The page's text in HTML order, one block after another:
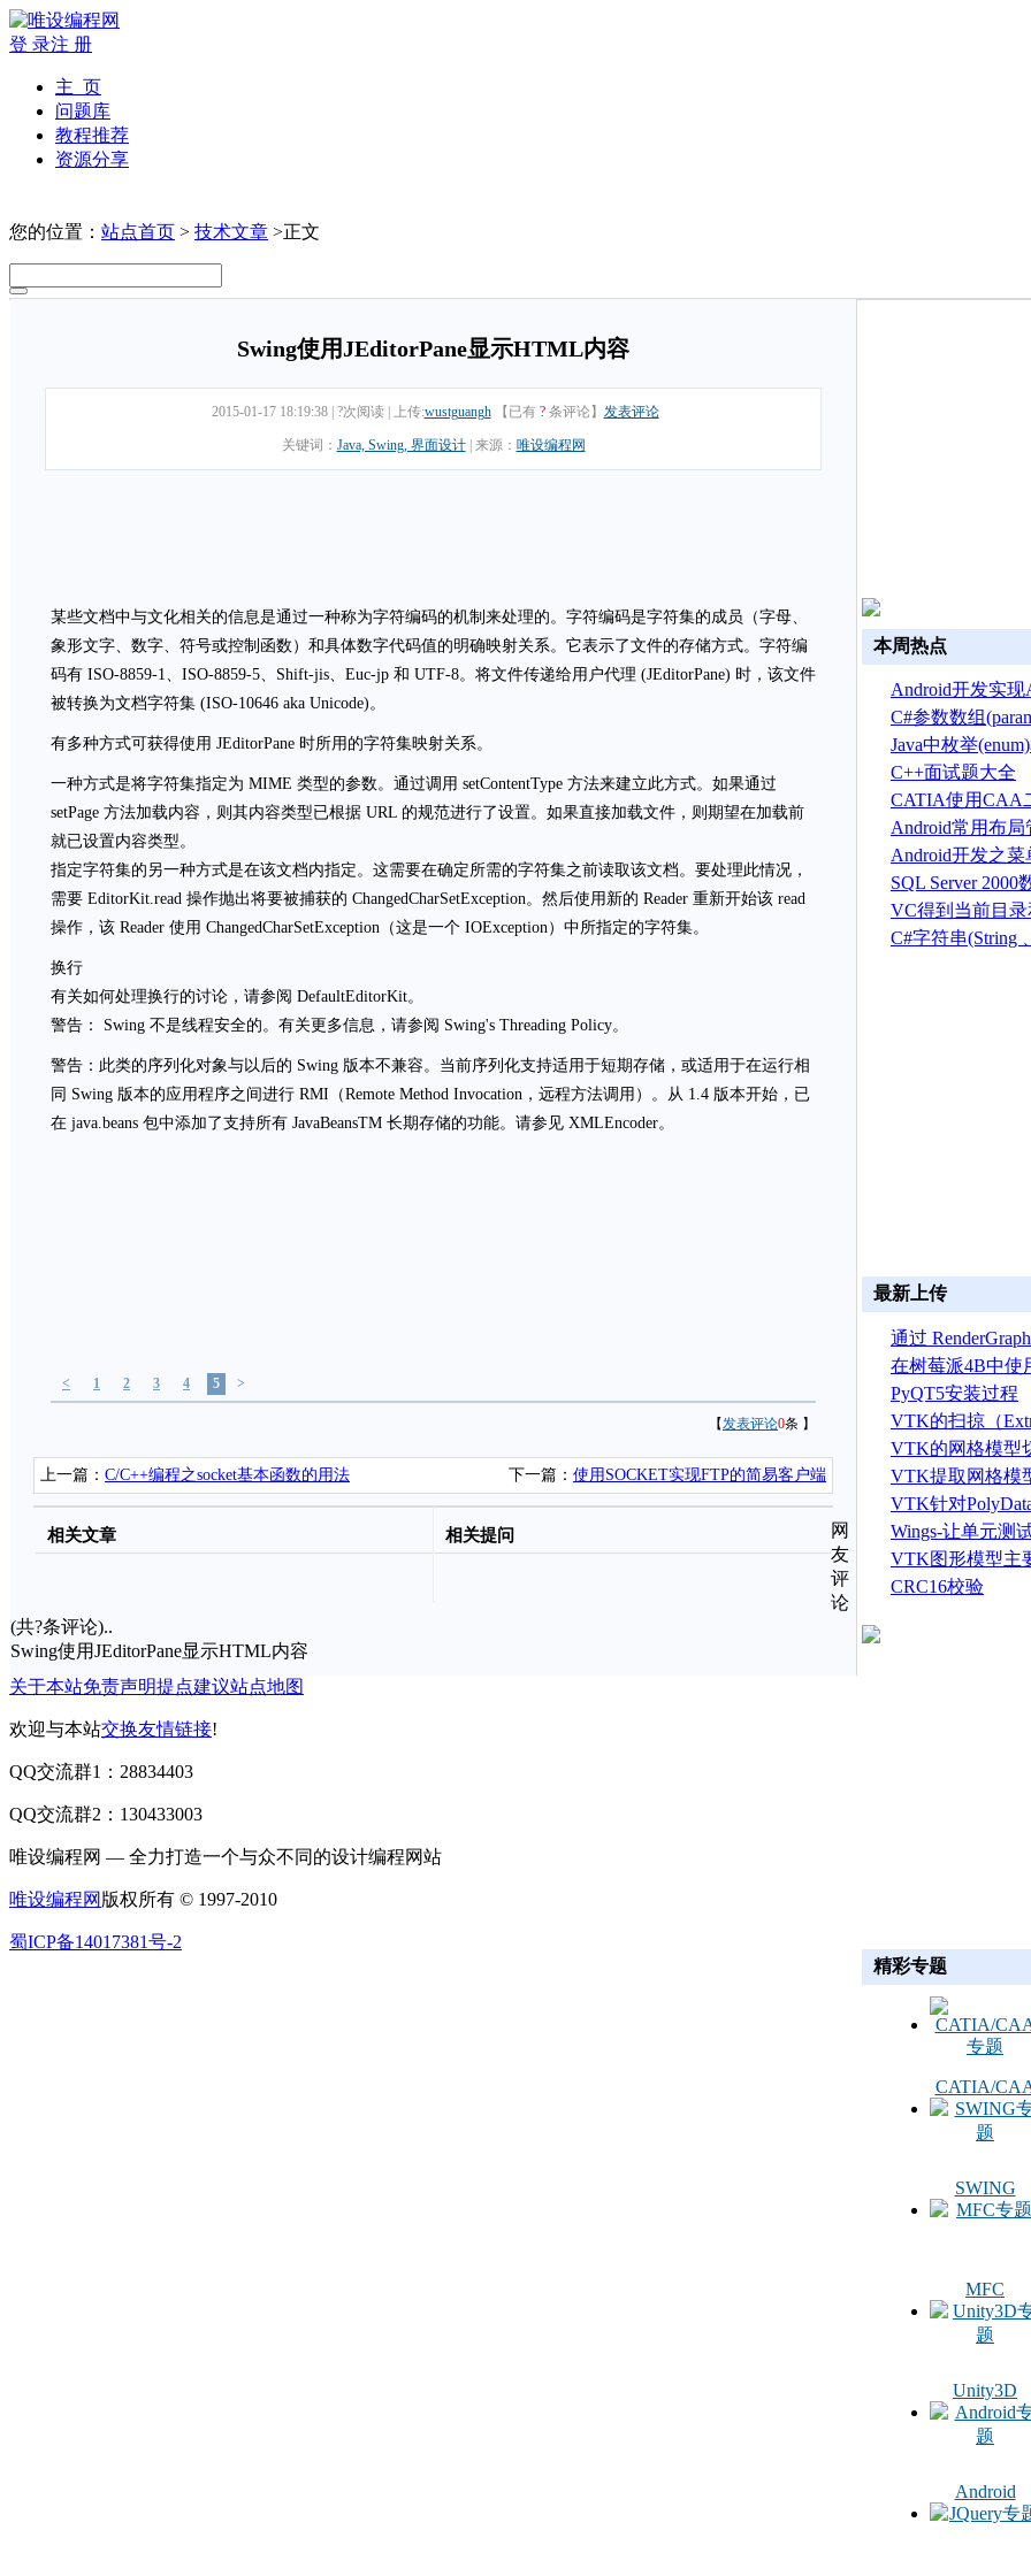
登 录注 册
主 页
问题库
教程推荐
资源分享
您的位置： 站点首页 > 技术文章 >正文
Swing使用JEditorPane显示HTML内容
2015-01-17 18:19:38 ?次阅读 上传:wustguangh 【已有 ? 条评论】 发表评论
关键词： Java, Swing, 界面设计 来源： 唯设编程网
某些文档中与文化相关的信息是通过一种称为字符编码的机制来处理的。字符编码是字符集的成员（字母、
象形文字、数字、符号或控制函数）和具体数字代码值的明确映射关系。它表示了文件的存储方式。字符编
码有 ISO-8859-1、ISO-8859-5、Shift-jis、Euc-jp 和 UTF-8。将文件传递给用户代理 (JEditorPane) 时，该文件
被转换为文档字符集 (ISO-10646 aka Unicode)。
有多种方式可获得使用 JEditorPane 时所用的字符集映射关系。
一种方式是将字符集指定为 MIME 类型的参数。通过调用 setContentType 方法来建立此方式。如果通过
setPage 方法加载内容，则其内容类型已根据 URL 的规范进行了设置。如果直接加载文件，则期望在加载前
就已设置内容类型。
指定字符集的另一种方式是在该文档内指定。这需要在确定所需的字符集之前读取该文档。要处理此情况，
需要 EditorKit.read 操作抛出将要被捕获的 ChangedCharSetException。然后使用新的 Reader 重新开始该 read
操作，该 Reader 使用 ChangedCharSetException（这是一个 IOException）中所指定的字符集。
换行
有关如何处理换行的讨论，请参阅 DefaultEditorKit。
警告： Swing 不是线程安全的。有关更多信息，请参阅 Swing's Threading Policy。
警告：此类的序列化对象与以后的 Swing 版本不兼容。当前序列化支持适用于短期存储，或适用于在运行相
同 Swing 版本的应用程序之间进行 RMI（Remote Method Invocation，远程方法调用）。从 1.4 版本开始，已
在 java.beans 包中添加了支持所有 JavaBeansTM 长期存储的功能。请参见 XMLEncoder。
< 1 2 3 4 5 >
【发表评论0条 】
上一篇： C/C++编程之socket基本函数的用法 下一篇： 使用SOCKET实现FTP的简易客户端
相关文章 相关提问
网
友
评
论
(共?条评论)..
Swing使用JEditorPane显示HTML内容
本周热点
Android开发实
换
C#参数数组
Java中枚举
C++面试题大全
CATIA使用CAA
建草图
Android常用布
Android开发之菜
菜单(Option
SQL Server 2000
建、删除、备份
VC得到当前目
序目录的方法
C#字符串(String
最新上传
通过
建 ASTRYN 的
在树莓派4B中使
OpenGL ES程序
PyQT5安装过程
VTK的扫掠（
算法
VTK的网格模型
VTK提取网格模
据算法
VTK针对
线运算
Wings-让单元测
生成
VTK图形模型主
CRC16校验
精彩专题
CATIA/
SWING
MFC
Unity3D
Android
关于本站免责声明提点建议站点地图
欢迎与本站交换友情链接!
QQ交流群1：28834403
QQ交流群2：130433003
唯设编程网 — 全力打造一个与众不同的设计编程网站
唯设编程网 版权所有 © 1997-2010
蜀ICP备14017381号-2